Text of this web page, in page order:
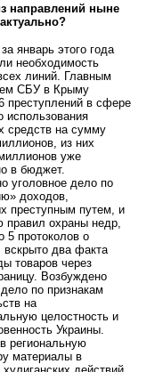
направлений ныне
январь этого года
необходимость
линий. Главным
СБУ в Крыму
преступлений в сфере
использования
средств на сумму
из них
уже
в бюджет.
уголовное дело по
доходов,
преступным путем, и
правил охраны недр,
5 протоколов о
вскрыто два факта
товаров через
Возбуждено
по признакам
на
целостность и
Украины.
региональную
материалы в